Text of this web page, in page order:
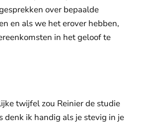
over bepaalde
en als we het erover hebben,
in het geloof te
twijfel zou Reinier de studie
denk ik handig als je stevig in je